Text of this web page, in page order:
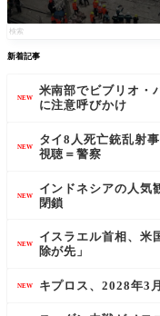
新着記事
NEW
米南部でビブリオ・
に注意呼びかけ
NEW
タイ8人死亡銃乱射
視聴＝警察
NEW
インドネシアの人気
閉鎖
NEW
イスラエル首相、米
除が先」
NEW キプロス、2028年3